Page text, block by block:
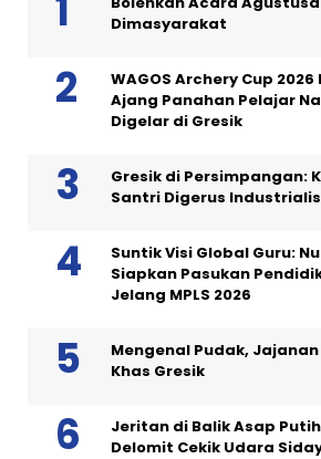
Dimasyarakat
WAGOS Archery Cup
Ajang Panahan Pelajar
Digelar di Gresik
Gresik di Persimpangan:
Santri Digerus
Suntik Visi Global Guru:
Siapkan Pasukan
Jelang MPLS 2026
Mengenal Pudak,
Khas Gresik
Jeritan di Balik Asap
Delomit Cekik Udara